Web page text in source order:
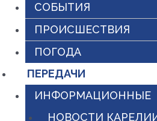
СОБЫТИЯ
ПРОИСШЕСТВИЯ
ПОГОДА
ПЕРЕДАЧИ
ИНФОРМАЦИОННЫЕ
НОВОСТИ